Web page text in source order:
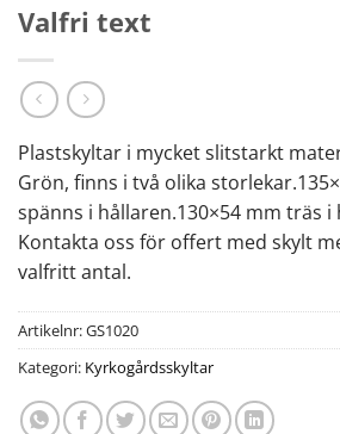
Valfri text
Plastskyltar i mycket slitstarkt
Grön, finns i två olika
spänns i hållaren.130×54 mm träs i
Kontakta oss för offert med skylt
valfritt antal.
Artikelnr:GS1020
Kategori: Kyrkogårdsskyltar